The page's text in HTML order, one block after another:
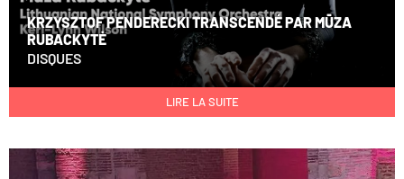
KRZYSZTOF PENDERECKI TRANSCENDÉ PAR MŪZA
RUBACKYTĖ
DISQUES
LIRE LA SUITE